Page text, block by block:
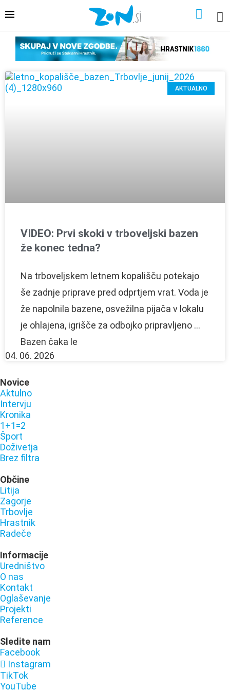
AKTUALNO
VIDEO: Prvi skoki v trboveljski bazen
že konec tedna?
Na trboveljskem letnem kopališču potekajo
še zadnje priprave pred odprtjem vrat. Voda je
že napolnila bazene, osvežilna pijača v lokalu
je ohlajena, igrišče za odbojko pripravljeno …
Bazen čaka le
04. 06. 2026
Novice
Aktulno
Intervju
Kronika
1+1=2
Šport
Doživetja
Brez filtra
Občine
Litija
Zagorje
Trbovlje
Hrastnik
Radeče
Informacije
Uredništvo
O nas
Kontakt
Oglaševanje
Projekti
Reference
Sledite nam
Facebook
Instagram
TikTok
YouTube